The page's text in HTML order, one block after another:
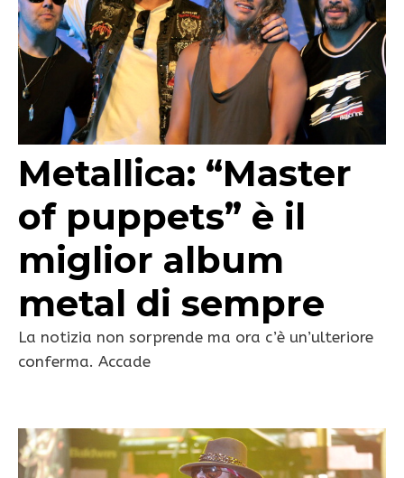
Metallica: “Master
of puppets” è il
miglior album
metal di sempre
La notizia non sorprende ma ora c’è un’ulteriore
conferma. Accade